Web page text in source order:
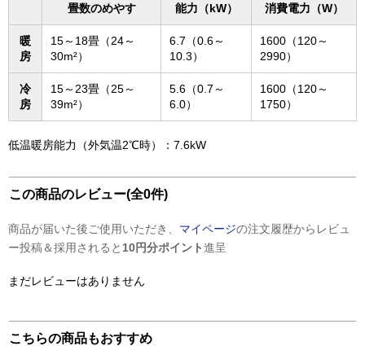
畳数のめやす 能力（kW） 消費電力（W）
暖
房
15～18畳（24～
30m²）
6.7（0.6～
10.3）
1600（120～
2990）
冷
房
15～23畳（25～
39m²）
5.6（0.7～
6.0）
1600（120～
1750）
低温暖房能力（外気温2℃時）：7.6kW
この商品のレビュー(全0件)
商品が届いた後ご使用いただき、 マイページの注文履歴からレビュ
ー投稿＆採用されると 10円分ポイント進呈
まだレビューはありません
こちらの商品もおすすめ